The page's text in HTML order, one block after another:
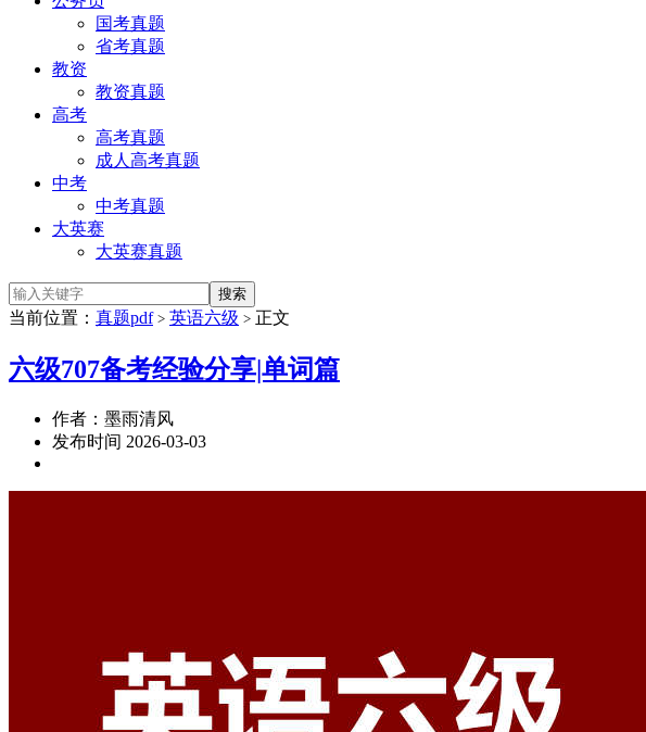
国考真题
省考真题
教资
教资真题
高考
高考真题
成人高考真题
中考
中考真题
大英赛
大英赛真题
当前位置： 真题pdf > 英语六级 > 正文
六级707备考经验分享|单词篇
作者：墨雨清风
发布时间 2026-03-03